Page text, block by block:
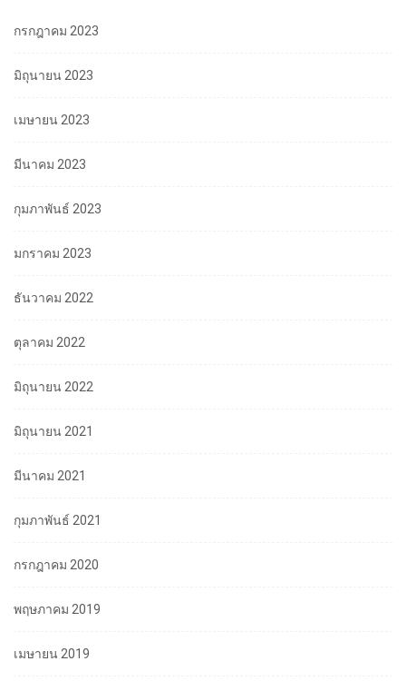
กรกฎาคม 2023
มิถุนายน 2023
เมษายน 2023
มีนาคม 2023
กุมภาพันธ์ 2023
มกราคม 2023
ธันวาคม 2022
ตุลาคม 2022
มิถุนายน 2022
มิถุนายน 2021
มีนาคม 2021
กุมภาพันธ์ 2021
กรกฎาคม 2020
พฤษภาคม 2019
เมษายน 2019